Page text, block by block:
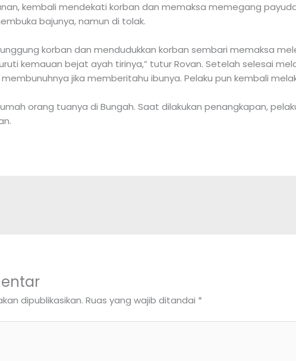
kembali mendekati korban dan memaksa memegang
bajunya, namun di tolak.
korban dan mendudukkan korban sembari memaksa
kemauan bejat ayah tirinya,” tutur Rovan. Setelah selesai
jika memberitahu ibunya. Pelaku pun kembali
orang tuanya di Bungah. Saat dilakukan penangkapan,
dipublikasikan. Ruas yang wajib ditandai *